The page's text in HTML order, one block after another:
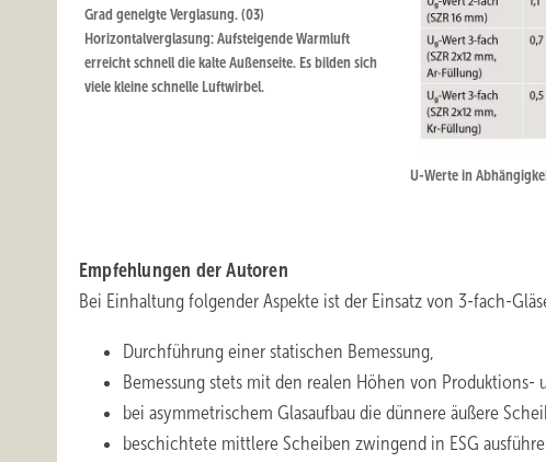
Grad geneigte Verglasung. (03)
Horizontalverglasung: Aufsteigende Warmluft
erreicht schnell die kalte Außenseite. Es bilden sich
viele kleine schnelle Luftwirbel.
U-Werte in
Empfehlungen der Autoren
Bei Einhaltung folgender Aspekte ist der Einsatz von 3-fach-
Durchführung einer statischen Bemessung,
Bemessung stets mit den realen Höhen von Produktions-
bei asymmetrischem Glasaufbau die dünnere äußere
beschichtete mittlere Scheiben zwingend in ESG